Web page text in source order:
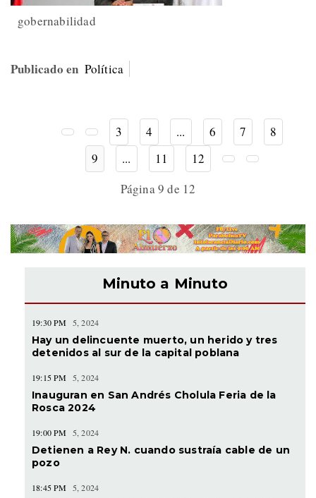
gobernabilidad
Publicado en Política
3 4 ... 6 7
8
9
... 11
12
Página 9 de 12
Minuto a Minuto
19:30 PM 5, 2024
Hay un delincuente muerto, un herido y tres
detenidos al sur de la capital poblana
19:15 PM 5, 2024
Inauguran en San Andrés Cholula Feria de la
Rosca 2024
19:00 PM 5, 2024
Detienen a Rey N. cuando sustraía cable de un
pozo
18:45 PM 5, 2024